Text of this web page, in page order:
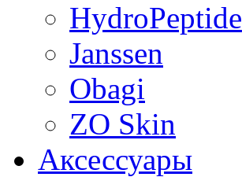
HydroPeptide
Janssen
Obagi
ZO Skin
Aксессуары